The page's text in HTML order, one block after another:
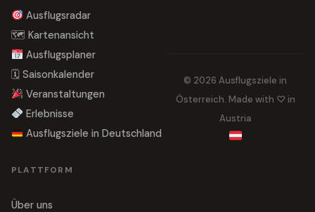
Ausflugsradar
🗺 Kartenansicht
Ausflugsplaner
🗓 Saisonkalender
Veranstaltungen
Erlebnisse
Ausflugsziele in Deutschland
PLATTFORM
Über uns
© 2026 Ausflugsziele in
Österreich. Made with ♡ in
Austria